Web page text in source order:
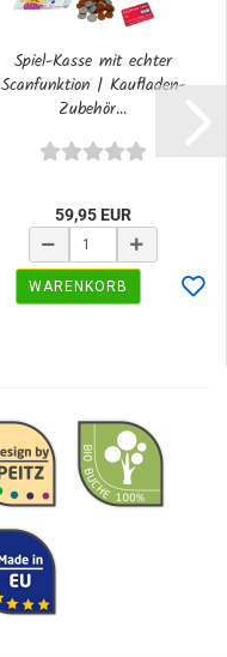
Spiel-Kasse mit echter
Scanfunktion | Kaufladen-
Zubehör...
59,95 EUR
WARENKORB